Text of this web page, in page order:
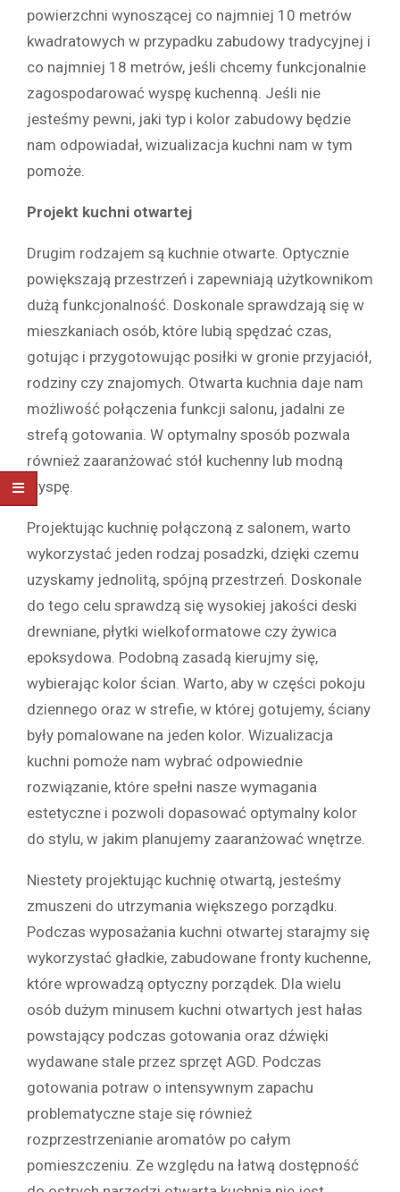
powierzchni wynoszącej co najmniej 10 metrów
kwadratowych w przypadku zabudowy tradycyjnej i
co najmniej 18 metrów, jeśli chcemy funkcjonalnie
zagospodarować wyspę kuchenną. Jeśli nie
jesteśmy pewni, jaki typ i kolor zabudowy będzie
nam odpowiadał, wizualizacja kuchni nam w tym
pomoże.
Projekt kuchni otwartej
Drugim rodzajem są kuchnie otwarte. Optycznie
powiększają przestrzeń i zapewniają użytkownikom
dużą funkcjonalność. Doskonale sprawdzają się w
mieszkaniach osób, które lubią spędzać czas,
gotując i przygotowując posiłki w gronie przyjaciół,
rodziny czy znajomych. Otwarta kuchnia daje nam
możliwość połączenia funkcji salonu, jadalni ze
strefą gotowania. W optymalny sposób pozwala
również zaaranżować stół kuchenny lub modną
wyspę.
Projektując kuchnię połączoną z salonem, warto
wykorzystać jeden rodzaj posadzki, dzięki czemu
uzyskamy jednolitą, spójną przestrzeń. Doskonale
do tego celu sprawdzą się wysokiej jakości deski
drewniane, płytki wielkoformatowe czy żywica
epoksydowa. Podobną zasadą kierujmy się,
wybierając kolor ścian. Warto, aby w części pokoju
dziennego oraz w strefie, w której gotujemy, ściany
były pomalowane na jeden kolor. Wizualizacja
kuchni pomoże nam wybrać odpowiednie
rozwiązanie, które spełni nasze wymagania
estetyczne i pozwoli dopasować optymalny kolor
do stylu, w jakim planujemy zaaranżować wnętrze.
Niestety projektując kuchnię otwartą, jesteśmy
zmuszeni do utrzymania większego porządku.
Podczas wyposażania kuchni otwartej starajmy się
wykorzystać gładkie, zabudowane fronty kuchenne,
które wprowadzą optyczny porządek. Dla wielu
osób dużym minusem kuchni otwartych jest hałas
powstający podczas gotowania oraz dźwięki
wydawane stale przez sprzęt AGD. Podczas
gotowania potraw o intensywnym zapachu
problematyczne staje się również
rozprzestrzenianie aromatów po całym
pomieszczeniu. Ze względu na łatwą dostępność